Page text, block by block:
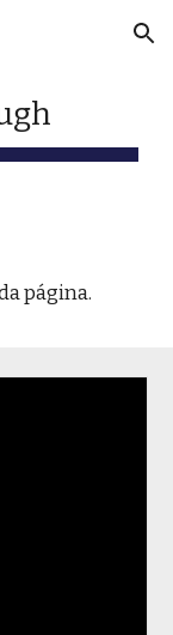
Skip to navigation
página.